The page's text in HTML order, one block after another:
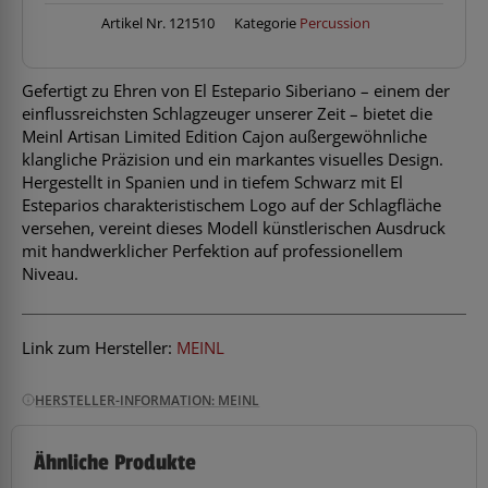
Siberiano
Menge
Artikel Nr. 121510 Kategorie Percussion
Gefertigt zu Ehren von El Estepario Siberiano – einem der
einflussreichsten Schlagzeuger unserer Zeit – bietet die
Meinl Artisan Limited Edition Cajon außergewöhnliche
klangliche Präzision und ein markantes visuelles Design.
Hergestellt in Spanien und in tiefem Schwarz mit El
Esteparios charakteristischem Logo auf der Schlagfläche
versehen, vereint dieses Modell künstlerischen Ausdruck
mit handwerklicher Perfektion auf professionellem
Niveau.
Link zum Hersteller: MEINL
HERSTELLER-INFORMATION: MEINL
Ähnliche Produkte